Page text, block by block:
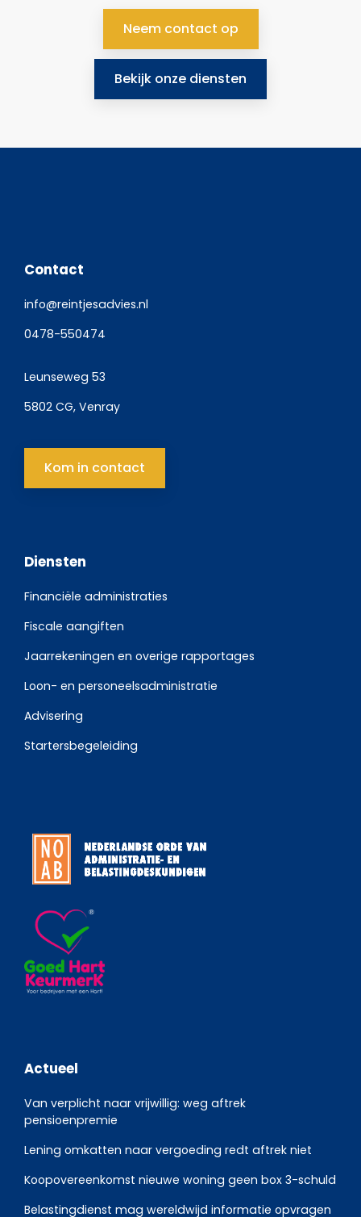
Neem contact op
Bekijk onze diensten
Contact
info@reintjesadvies.nl
0478-550474
Leunseweg 53
5802 CG, Venray
Kom in contact
Diensten
Financiële administraties
Fiscale aangiften
Jaarrekeningen en overige rapportages
Loon- en personeelsadministratie
Advisering
Startersbegeleiding
Actueel
Van verplicht naar vrijwillig: weg aftrek
pensioenpremie
Lening omkatten naar vergoeding redt aftrek niet
Koopovereenkomst nieuwe woning geen box 3-schuld
Belastingdienst mag wereldwijd informatie opvragen